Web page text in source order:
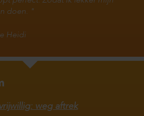
doen.
Heidi
weg aftrek